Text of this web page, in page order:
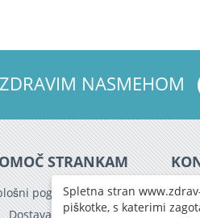
NASMEHOM
STRANKAM
pogoji poslovanja
Dostava blaga
02/
Spletna stran
piškotke, s katerimi